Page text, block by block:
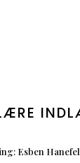
Esben